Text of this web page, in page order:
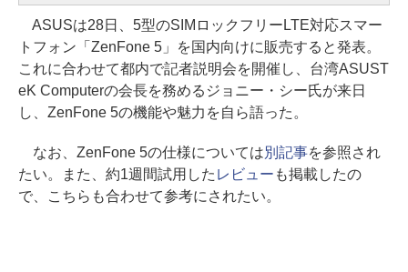
ASUSは28日、5型のSIMロックフリーLTE対応スマー
トフォン「ZenFone 5」を国内向けに販売すると発表。
これに合わせて都内で記者説明会を開催し、台湾ASUST
eK Computerの会長を務めるジョニー・シー氏が来日
し、ZenFone 5の機能や魅力を自ら語った。
なお、ZenFone 5の仕様については別記事を参照され
たい。また、約1週間試用した レビュー も掲載したの
で、こちらも合わせて参考にされたい。